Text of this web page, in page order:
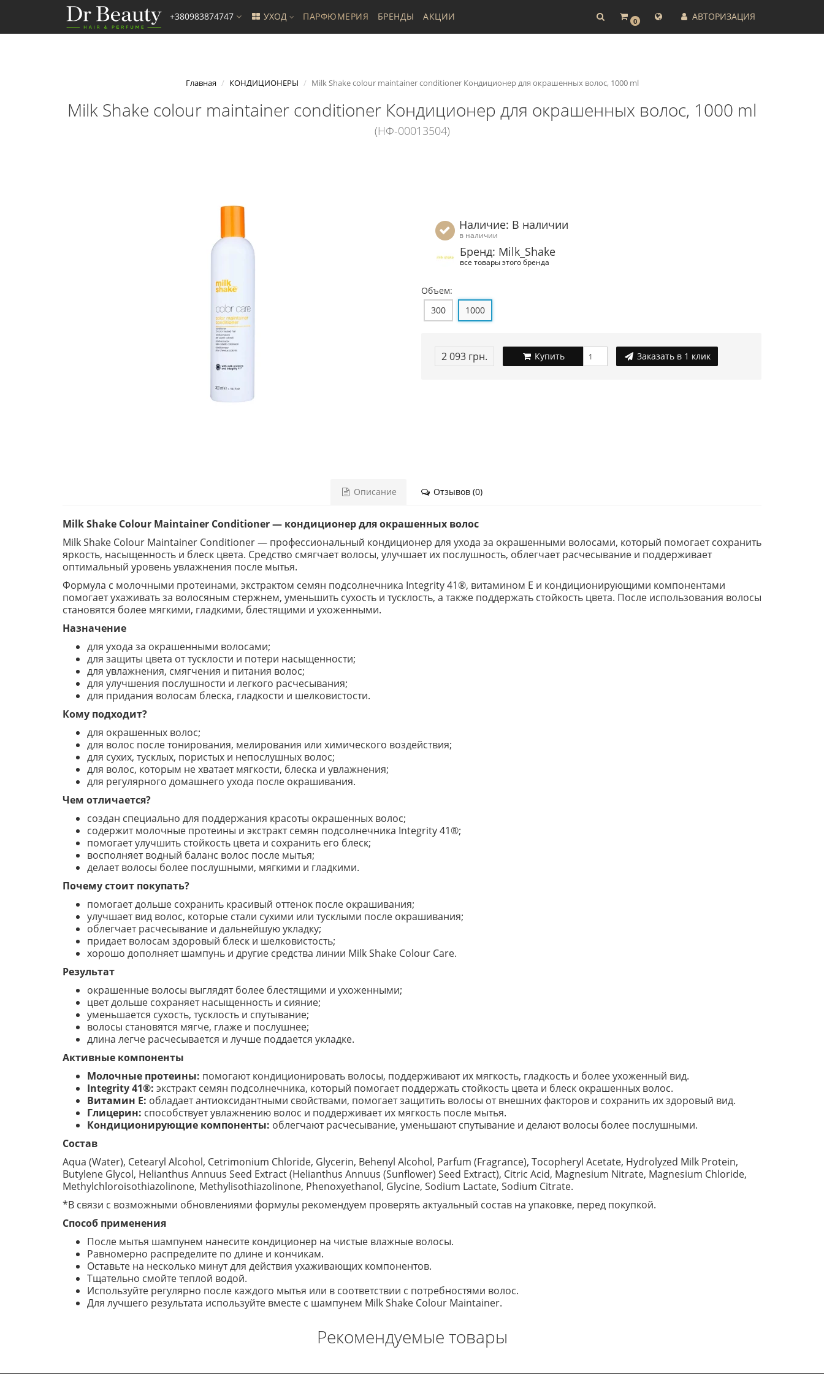
0 АВТОРИЗАЦИЯ
+380983874747 УХОД ПАРФЮМЕРИЯ БРЕНДЫ АКЦИИ
Главная КОНДИЦИОНЕРЫ Milk Shake colour maintainer conditioner Кондиционер для окрашенных волос, 1000 ml
Milk Shake colour maintainer conditioner Кондиционер для окрашенных волос, 1000 ml
(НФ-00013504)
Наличие: В наличии
в наличии
Бренд: Milk_Shake
все товары этого бренда
Объем:
300
1000
2 093 грн. Купить Заказать в 1 клик
Описание Отзывов (0)
Milk Shake Colour Maintainer Conditioner — кондиционер для окрашенных волос
Milk Shake Colour Maintainer Conditioner — профессиональный кондиционер для ухода за окрашенными волосами, который помогает сохранить
яркость, насыщенность и блеск цвета. Средство смягчает волосы, улучшает их послушность, облегчает расчесывание и поддерживает
оптимальный уровень увлажнения после мытья.
Формула с молочными протеинами, экстрактом семян подсолнечника Integrity 41®, витамином E и кондиционирующими компонентами
помогает ухаживать за волосяным стержнем, уменьшить сухость и тусклость, а также поддержать стойкость цвета. После использования волосы
становятся более мягкими, гладкими, блестящими и ухоженными.
Назначение
для ухода за окрашенными волосами;
для защиты цвета от тусклости и потери насыщенности;
для увлажнения, смягчения и питания волос;
для улучшения послушности и легкого расчесывания;
для придания волосам блеска, гладкости и шелковистости.
Кому подходит?
для окрашенных волос;
для волос после тонирования, мелирования или химического воздействия;
для сухих, тусклых, пористых и непослушных волос;
для волос, которым не хватает мягкости, блеска и увлажнения;
для регулярного домашнего ухода после окрашивания.
Чем отличается?
создан специально для поддержания красоты окрашенных волос;
содержит молочные протеины и экстракт семян подсолнечника Integrity 41®;
помогает улучшить стойкость цвета и сохранить его блеск;
восполняет водный баланс волос после мытья;
делает волосы более послушными, мягкими и гладкими.
Почему стоит покупать?
помогает дольше сохранить красивый оттенок после окрашивания;
улучшает вид волос, которые стали сухими или тусклыми после окрашивания;
облегчает расчесывание и дальнейшую укладку;
придает волосам здоровый блеск и шелковистость;
хорошо дополняет шампунь и другие средства линии Milk Shake Colour Care.
Результат
окрашенные волосы выглядят более блестящими и ухоженными;
цвет дольше сохраняет насыщенность и сияние;
уменьшается сухость, тусклость и спутывание;
волосы становятся мягче, глаже и послушнее;
длина легче расчесывается и лучше поддается укладке.
Активные компоненты
Молочные протеины: помогают кондиционировать волосы, поддерживают их мягкость, гладкость и более ухоженный вид.
Integrity 41®: экстракт семян подсолнечника, который помогает поддержать стойкость цвета и блеск окрашенных волос.
Витамин E: обладает антиоксидантными свойствами, помогает защитить волосы от внешних факторов и сохранить их здоровый вид.
Глицерин: способствует увлажнению волос и поддерживает их мягкость после мытья.
Кондиционирующие компоненты: облегчают расчесывание, уменьшают спутывание и делают волосы более послушными.
Состав
Aqua (Water), Cetearyl Alcohol, Cetrimonium Chloride, Glycerin, Behenyl Alcohol, Parfum (Fragrance), Tocopheryl Acetate, Hydrolyzed Milk Protein,
Butylene Glycol, Helianthus Annuus Seed Extract (Helianthus Annuus (Sunflower) Seed Extract), Citric Acid, Magnesium Nitrate, Magnesium Chloride,
Methylchloroisothiazolinone, Methylisothiazolinone, Phenoxyethanol, Glycine, Sodium Lactate, Sodium Citrate.
*В связи с возможными обновлениями формулы рекомендуем проверять актуальный состав на упаковке, перед покупкой.
Способ применения
После мытья шампунем нанесите кондиционер на чистые влажные волосы.
Равномерно распределите по длине и кончикам.
Оставьте на несколько минут для действия ухаживающих компонентов.
Тщательно смойте теплой водой.
Используйте регулярно после каждого мытья или в соответствии с потребностями волос.
Для лучшего результата используйте вместе с шампунем Milk Shake Colour Maintainer.
Рекомендуемые товары